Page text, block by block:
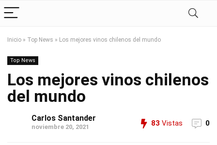
Inicio » Top News » Los mejores vinos chilenos del mundo
Top News
Los mejores vinos chilenos
del mundo
Carlos Santander
noviembre 20, 2021 83 Vistas 0